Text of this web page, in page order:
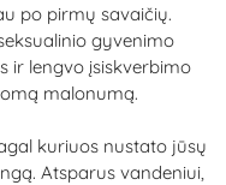
po pirmų savaičių.
gyvenimo
ir lengvo įsiskverbimo
malonumą.
kuriuos nustato jūsų
Atsparus vandeniui,